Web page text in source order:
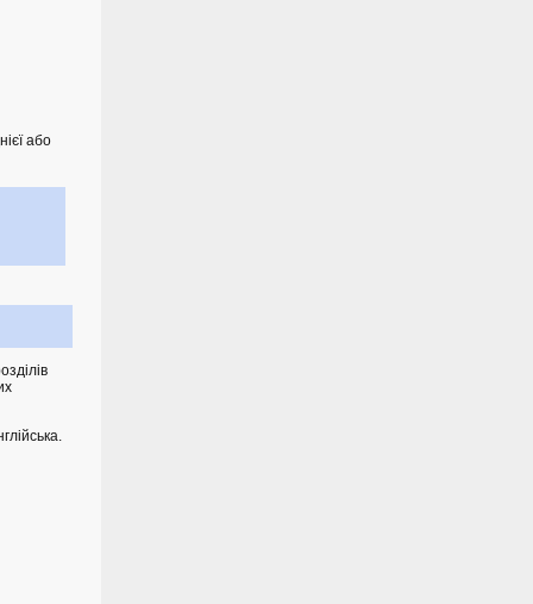
або